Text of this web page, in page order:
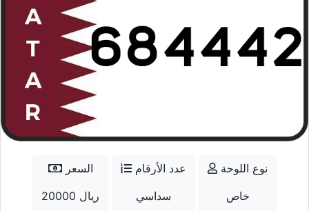
السعر
20000 ريال
عدد الأرقام
سداسي
نوع اللوحة
خاص